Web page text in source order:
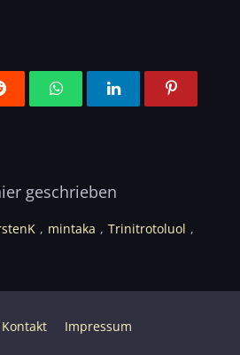
geschrieben
mintaka
Trinitrotoluol
Kontakt Impressum